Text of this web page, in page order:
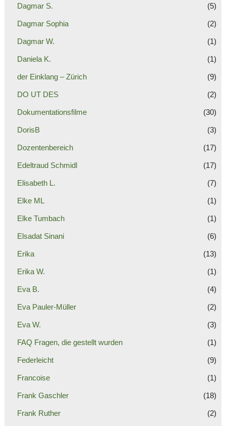
Dagmar S. (5)
Dagmar Sophia (2)
Dagmar W. (1)
Daniela K. (1)
der Einklang – Zürich (9)
DO UT DES (2)
Dokumentationsfilme (30)
DorisB (3)
Dozentenbereich (17)
Edeltraud Schmidl (17)
Elisabeth L. (7)
Elke ML (1)
Elke Tumbach (1)
Elsadat Sinani (6)
Erika (13)
Erika W. (1)
Eva B. (4)
Eva Pauler-Müller (2)
Eva W. (3)
FAQ Fragen, die gestellt wurden (1)
Federleicht (9)
Francoise (1)
Frank Gaschler (18)
Frank Ruther (2)